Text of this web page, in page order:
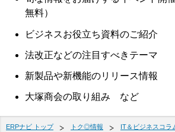
無料）
ビジネスお役立ち資料のご紹介
法改正などの注目すべきテーマ
新製品や新機能のリリース情報
大塚商会の取り組み など
ERPナビ トップ トク◎情報 IT＆ビジネスコラ